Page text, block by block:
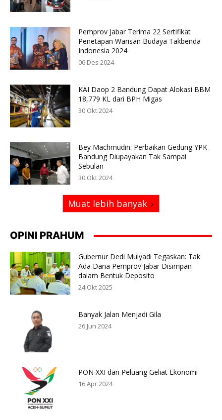
Pemprov Jabar Terima 22 Sertifikat
Penetapan Warisan Budaya Takbenda
Indonesia 2024
06 Des 2024
KAI Daop 2 Bandung Dapat Alokasi BBM
18,779 KL dari BPH Migas
30 Okt 2024
Bey Machmudin: Perbaikan Gedung YPK
Bandung Diupayakan Tak Sampai
Sebulan
30 Okt 2024
Muat lebih banyak
OPINI PRAHUM
Gubernur Dedi Mulyadi Tegaskan: Tak
Ada Dana Pemprov Jabar Disimpan
dalam Bentuk Deposito
24 Okt 2025
Banyak Jalan Menjadi Gila
26 Jun 2024
PON XXI dan Peluang Geliat Ekonomi
16 Apr 2024